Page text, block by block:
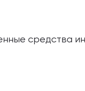
средства